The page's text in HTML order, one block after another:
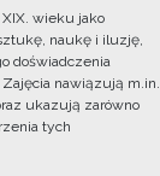
wieku jako
naukę i iluzję,
doświadczenia
nawiązują m.in.
ukazują zarówno
tych